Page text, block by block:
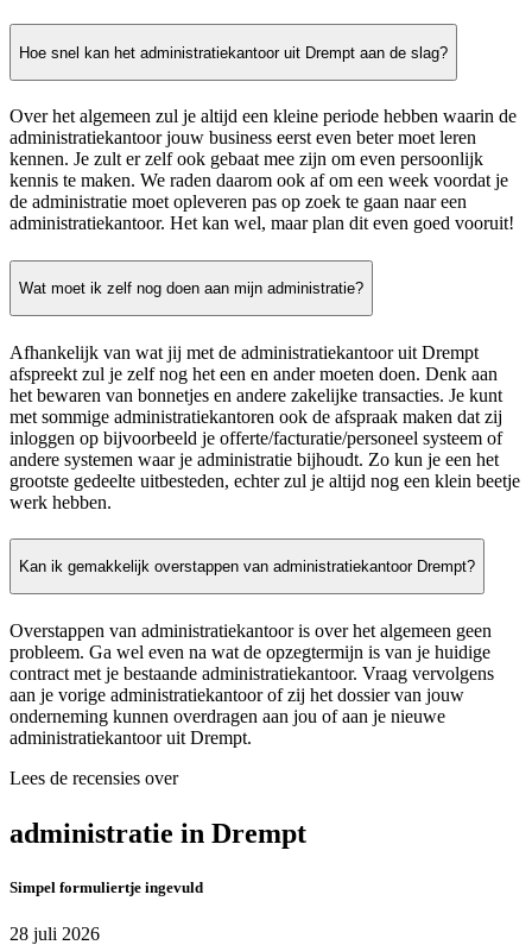
Hoe snel kan het administratiekantoor uit Drempt aan de slag?
Over het algemeen zul je altijd een kleine periode hebben waarin de
administratiekantoor jouw business eerst even beter moet leren
kennen. Je zult er zelf ook gebaat mee zijn om even persoonlijk
kennis te maken. We raden daarom ook af om een week voordat je
de administratie moet opleveren pas op zoek te gaan naar een
administratiekantoor. Het kan wel, maar plan dit even goed vooruit!
Wat moet ik zelf nog doen aan mijn administratie?
Afhankelijk van wat jij met de administratiekantoor uit Drempt
afspreekt zul je zelf nog het een en ander moeten doen. Denk aan
het bewaren van bonnetjes en andere zakelijke transacties. Je kunt
met sommige administratiekantoren ook de afspraak maken dat zij
inloggen op bijvoorbeeld je offerte/facturatie/personeel systeem of
andere systemen waar je administratie bijhoudt. Zo kun je een het
grootste gedeelte uitbesteden, echter zul je altijd nog een klein beetje
werk hebben.
Kan ik gemakkelijk overstappen van administratiekantoor Drempt?
Overstappen van administratiekantoor is over het algemeen geen
probleem. Ga wel even na wat de opzegtermijn is van je huidige
contract met je bestaande administratiekantoor. Vraag vervolgens
aan je vorige administratiekantoor of zij het dossier van jouw
onderneming kunnen overdragen aan jou of aan je nieuwe
administratiekantoor uit Drempt.
Lees de recensies over
administratie in Drempt
Simpel formuliertje ingevuld
28 juli 2026